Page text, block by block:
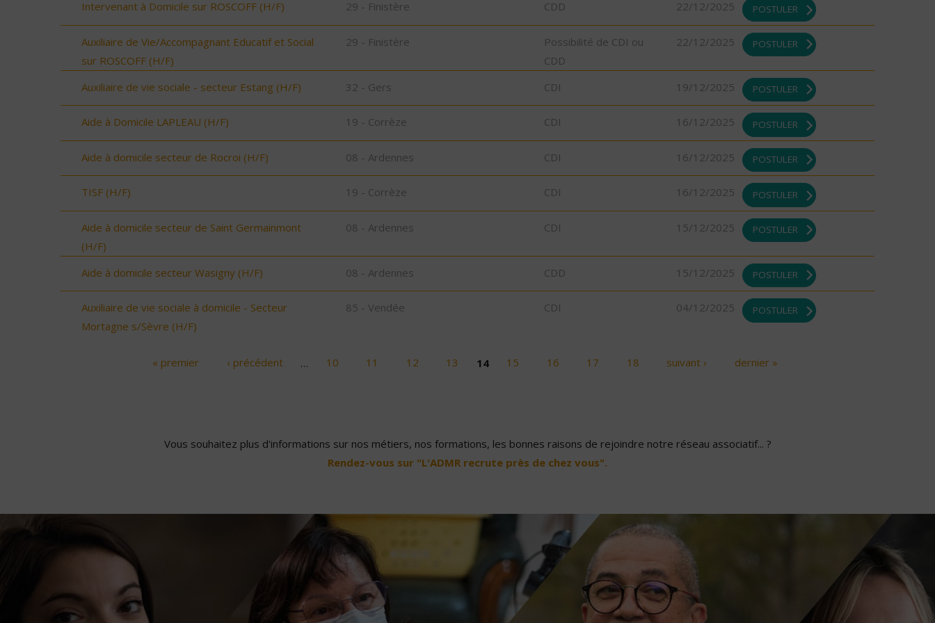
Intervenant à Domicile sur ROSCOFF (H/F) 29 - Finistère CDD 22/12/2025 POSTULER
Auxiliaire de Vie/Accompagnant Educatif et Social
sur ROSCOFF (H/F)
29 - Finistère
Possibilité de CDI ou
CDD
22/12/2025 POSTULER
Auxiliaire de vie sociale - secteur Estang (H/F) 32 - Gers CDI 19/12/2025 POSTULER
Aide à Domicile LAPLEAU (H/F) 19 - Corrèze CDI 16/12/2025 POSTULER
Aide à domicile secteur de Rocroi (H/F) 08 - Ardennes CDI 16/12/2025 POSTULER
TISF (H/F) 19 - Corrèze CDI 16/12/2025 POSTULER
Aide à domicile secteur de Saint Germainmont
(H/F)
08 - Ardennes CDI 15/12/2025 POSTULER
Aide à domicile secteur Wasigny (H/F) 08 - Ardennes CDD 15/12/2025 POSTULER
Auxiliaire de vie sociale à domicile - Secteur
Mortagne s/Sèvre (H/F)
85 - Vendée CDI 04/12/2025 POSTULER
« premier ‹ précédent … 10 11 12 13 14 15 16 17 18 suivant › dernier »
Vous souhaitez plus d'informations sur nos métiers, nos formations, les bonnes raisons de rejoindre notre réseau associatif... ?
Rendez-vous sur "L'ADMR recrute près de chez vous".